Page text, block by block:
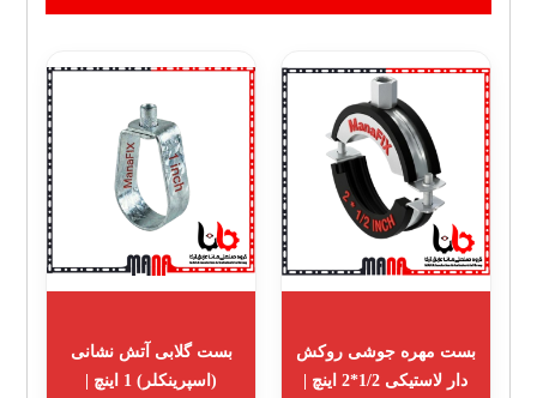
بست مهره جوشی روکش
دار لاستیکی 1/2*2 اینچ |
بست گلابی آتش نشانی
(اسپرینکلر) 1 اینچ |